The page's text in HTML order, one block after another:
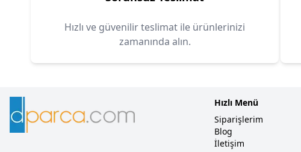
Hızlı ve güvenilir teslimat ile ürünlerinizi
zamanında alın.
Hızlı Menü
Siparişlerim
Blog
İletişim